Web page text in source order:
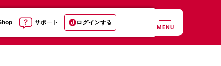
サポート ログインする
MENU